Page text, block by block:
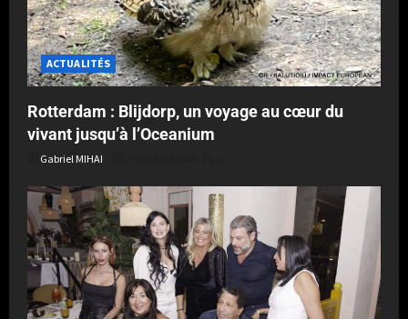
ACTUALITÉS
Rotterdam : Blijdorp, un voyage au cœur du
vivant jusqu’à l’Oceanium
Gabriel MIHAI